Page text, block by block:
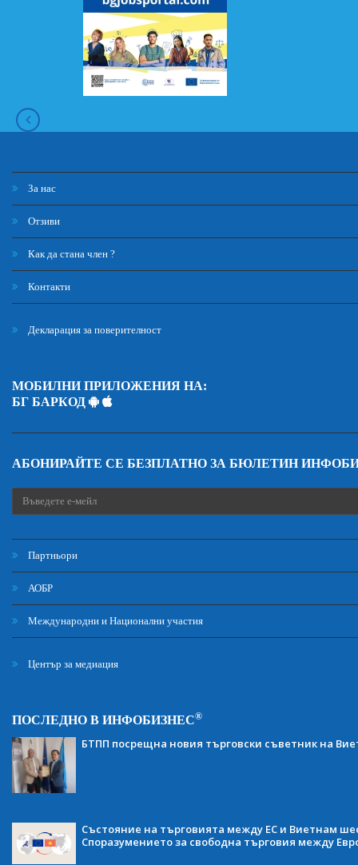
За нас
Отзиви
Как да стана член ?
Контакти
Декларация за поверителност
МОБИЛНИ ПРИЛОЖЕНИЯ НА:
БГ БАРКОД
АБОНИРАЙТЕ СЕ БЕЗПЛАТНО ЗА БЮЛЕТИН
Партньори
АОБР
Международни и Национални участия
Център за медиация
ПОСЛЕДНО В ИНФОБИЗНЕС®
БТПП посрещна новия търговски съветник на
Състояние на търговията между ЕС и Виетнам
Споразумението за свободна търговия между